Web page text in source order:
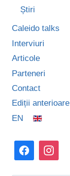
Știri
Caleido talks
Interviuri
Articole
Parteneri
Contact
Ediții anterioare
EN